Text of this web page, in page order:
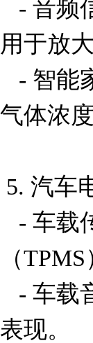
用于放
气体浓
（
表现。